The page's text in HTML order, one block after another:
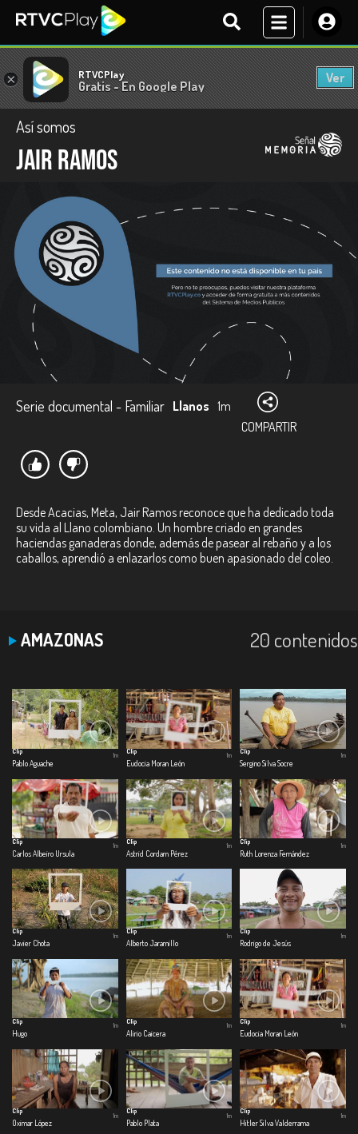
× RTVCPlay
Gratis - En Google Play
Ver
Así somos
Jair Ramos
Serie documental - Familiar Llanos 1m
COMPARTIR
Desde Acacias, Meta, Jair Ramos reconoce que ha dedicado toda
su vida al Llano colombiano. Un hombre criado en grandes
haciendas ganaderas donde, además de pasear al rebaño y a los
caballos, aprendió a enlazarlos como buen apasionado del coleo.
AMAZONAS 20 contenidos
Clip
Pablo Aguache
1m
Clip
Eudocia Moran León
1m
Clip
Sergino Silva Socre
1m
Clip
Carlos Albeiro Ursula
1m
Clip
Astrid Cordam Pérez
1m
Clip
Ruth Lorenza Fernández
1m
Clip
Javier Chota
1m
Clip
Alberto Jaramillo
1m
Clip
Rodrigo de Jesús
1m
Clip
Hugo
1m
Clip
Alirio Caicera
1m
Clip
Eudocia Moran León
1m
Clip
Oximar López
1m
Clip
Pablo Plata
1m
Clip
Hitler Silva Valderrama
1m